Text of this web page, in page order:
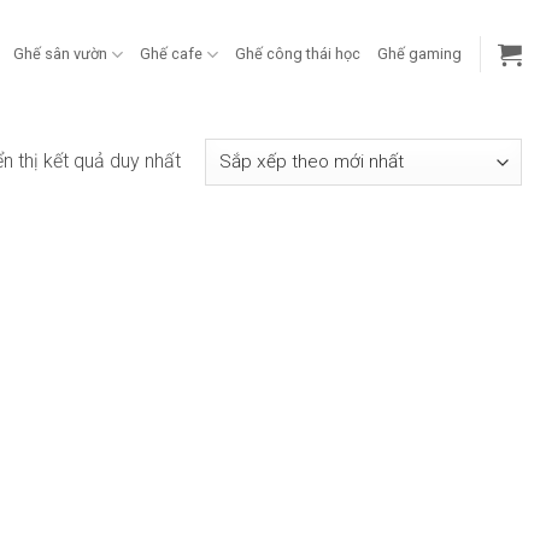
Ghế sân vườn Ghế cafe Ghế công thái học Ghế gaming
thị kết quả duy nhất